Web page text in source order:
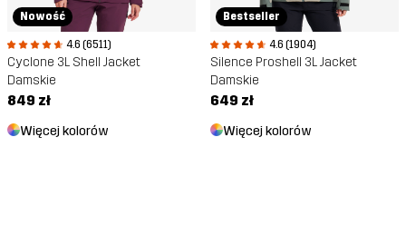
Nowość
4.6 (6511)
Cyclone 3L Shell Jacket
Damskie
849 zł
Więcej kolorów
Bestseller
4.6 (1904)
Silence Proshell 3L Jacket
Damskie
649 zł
Więcej kolorów